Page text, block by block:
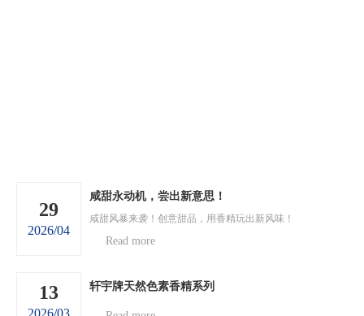
29
2026/04
咸甜永动机，尝出新意思！
咸甜风暴来袭！创意甜品，用香精玩出新风味！
Read more
13
2026/03
轩宇牌天然色素香精系列